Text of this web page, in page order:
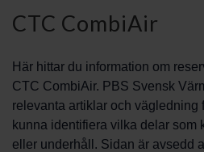
CTC CombiAir
Här hittar du information om
CTC CombiAir. PBS Svensk
relevanta artiklar och vägledning
kunna identifiera vilka delar som
eller underhåll. Sidan är avsedd